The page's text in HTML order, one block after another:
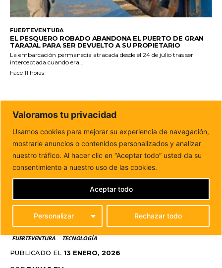
FUERTEVENTURA
EL PESQUERO ROBADO ABANDONA EL PUERTO DE GRAN
TARAJAL PARA SER DEVUELTO A SU PROPIETARIO
La embarcación permanecía atracada desde el 24 de julio tras ser
interceptada cuando era...
hace 11 horas